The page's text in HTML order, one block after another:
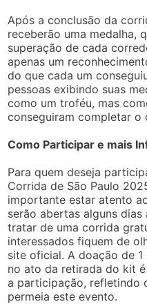
Após a conclusão da
receberão uma medalha,
superação de cada
apenas um
do que cada um
pessoas exibindo suas
como um troféu, mas
conseguiram completar o
Como Participar e mais
Para quem deseja
Corrida de São Paulo
importante estar atento
serão abertas alguns
tratar de uma corrida
interessados fiquem de
site oficial. A doação de
no ato da retirada do kit
a participação, refletindo
permeia este evento.